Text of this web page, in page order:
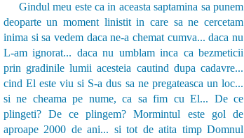
Gindul meu este ca in aceasta saptamina sa punem
deoparte un moment linistit in care sa ne cercetam
inima si sa vedem daca ne-a chemat cumva... daca nu
L-am ignorat... daca nu umblam inca ca bezmeticii
prin gradinile lumii acesteia cautind dupa cadavre...
cind El este viu si S-a dus sa ne pregateasca un loc...
si ne cheama pe nume, ca sa fim cu El... De ce
plingeti? De ce plingem? Mormintul este gol de
aproape 2000 de ani... si tot de atita timp Domnul